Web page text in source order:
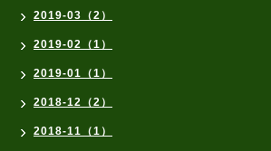
2019-03（2）
2019-02（1）
2019-01（1）
2018-12（2）
2018-11（1）